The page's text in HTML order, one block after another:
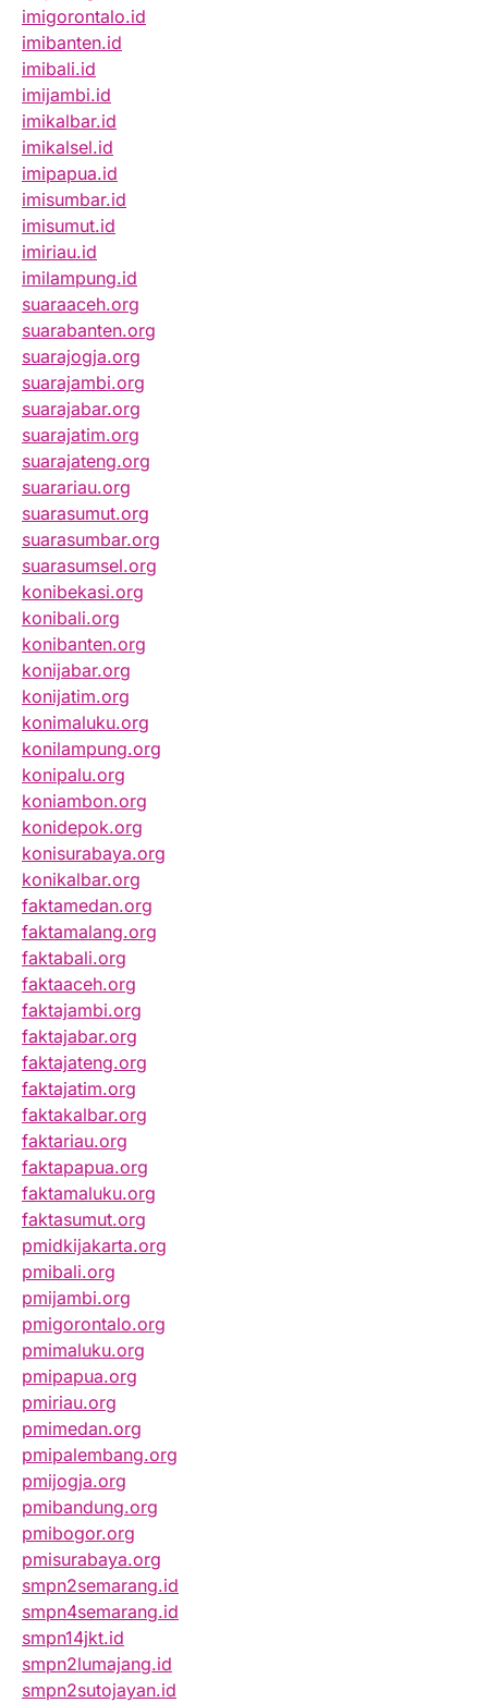
imigorontalo.id
imibanten.id
imibali.id
imijambi.id
imikalbar.id
imikalsel.id
imipapua.id
imisumbar.id
imisumut.id
imiriau.id
imilampung.id
suaraaceh.org
suarabanten.org
suarajogja.org
suarajambi.org
suarajabar.org
suarajatim.org
suarajateng.org
suarariau.org
suarasumut.org
suarasumbar.org
suarasumsel.org
konibekasi.org
konibali.org
konibanten.org
konijabar.org
konijatim.org
konimaluku.org
konilampung.org
konipalu.org
koniambon.org
konidepok.org
konisurabaya.org
konikalbar.org
faktamedan.org
faktamalang.org
faktabali.org
faktaaceh.org
faktajambi.org
faktajabar.org
faktajateng.org
faktajatim.org
faktakalbar.org
faktariau.org
faktapapua.org
faktamaluku.org
faktasumut.org
pmidkijakarta.org
pmibali.org
pmijambi.org
pmigorontalo.org
pmimaluku.org
pmipapua.org
pmiriau.org
pmimedan.org
pmipalembang.org
pmijogja.org
pmibandung.org
pmibogor.org
pmisurabaya.org
smpn2semarang.id
smpn4semarang.id
smpn14jkt.id
smpn2lumajang.id
smpn2sutojayan.id